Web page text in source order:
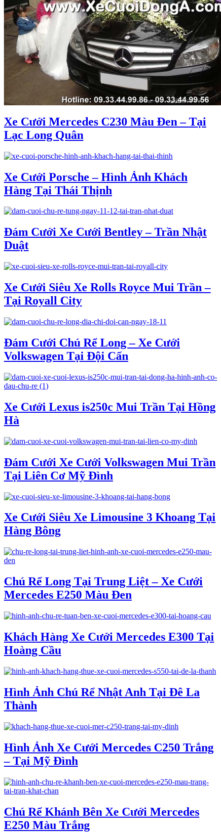
Xe Cưới Mercedes C230 Màu Đen – Tại
Lạc Long Quân
Xe Cưới Porsche – Hình Ảnh Khách
Hàng Tại Thái Thịnh
Đám Cưới Xe Cưới Bentley – Trần Nhật
Duật
Xe Cưới Siêu Xe Rolls Royce Mui Trần –
Tại Royall City
Đám Cưới Chú Rể Long – Xe Cưới
Volkswagen Tại Đội Cấn
Xe Cưới Lexus is250c Mui Trần Tại Hồng
Hà
Đám Cưới Xe Cưới Volkswagen Mui Trần
Tại Liên Cơ Mỹ Đình
Xe Cưới Siêu Xe Limousine 3 Khoang Tại
Hàng Bông
Chú Rể Long Tại Trung Liệt – Xe Cưới
Mercedes E250 Màu Đen
Khách Hàng Xe Cưới Mercedes E300 Tại
Hoàng Cầu
Hình Ảnh Chú Rể Nhật Anh Tại Đê La
Thành
Hình Ảnh Xe Cưới Mercedes C250 Trắng
– Tại Mỹ Đình
Chú Rể Khánh Bên Xe Cưới Mercedes
E250 Màu Trắng